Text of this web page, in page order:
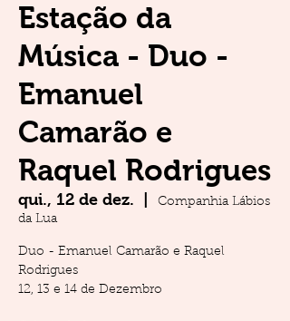
Estação da
Música - Duo -
Emanuel
Camarão e
Raquel Rodrigues
qui., 12 de dez.
Companhia Lábios
da Lua
Duo - Emanuel Camarão e Raquel
Rodrigues
12, 13 e 14 de Dezembro